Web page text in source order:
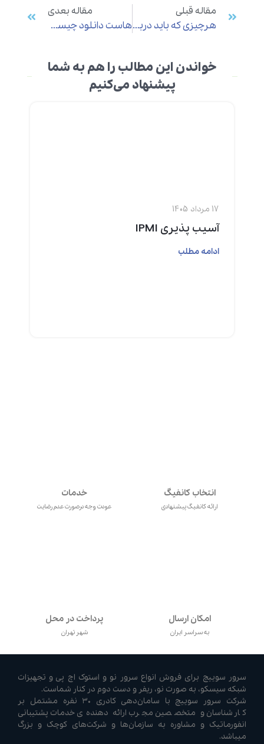
مقاله قبلی
هرچیزی که باید درباره مجازی سازی سرور بدانید
مقاله بعدی
هاست دانلود چیست و چرا به آن نیاز داریم؟
خواندن این مطالب را هم به شما
پیشنهاد می‌کنیم
17 مرداد 1405
آسیب پذیری IPMI
ادامه مطلب
انتخاب کانفیگ
ارائه کانفیگ پیشنهادی
خدمات
عودت وجه درصورت عدم رضایت
امکان ارسال
به سراسر ایران
پرداخت در محل
شهر تهران
سرور سوییچ برای فروش انواع سرور نو و استوک اچ پی و تجهیزات
شبکه سیسکو، به صورت نو، ریفر و دست دوم در کنار شماست.
شرکت سرور سوییچ با سامان‌دهی کادری ۳۰ نفره مشتمل بر
کارشناسان و متخصصین مجرب ارائه دهنده‌ی خدمات پشتیبانی
انفورماتیک و مشاوره به سازمان‌ها و شرکت‌های کوچک و بزرگ
میباشد.